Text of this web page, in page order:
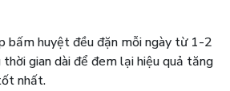
bấm huyệt đều đặn mỗi ngày từ 1-2
gian dài để đem lại hiệu quả tăng
nhất.